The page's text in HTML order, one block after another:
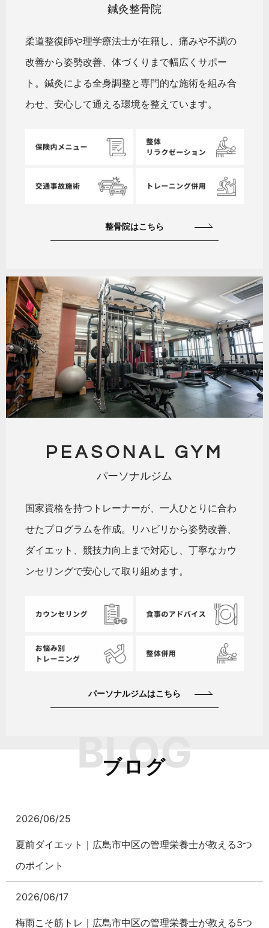
鍼灸整骨院
柔道整復師や理学療法士が在籍し、痛みや不調の
改善から姿勢改善、体づくりまで幅広くサポー
ト。鍼灸による全身調整と専門的な施術を組み合
わせ、安心して通える環境を整えています。
整骨院はこちら
PEASONAL GYM
パーソナルジム
国家資格を持つトレーナーが、一人ひとりに合わ
せたプログラムを作成。リハビリから姿勢改善、
ダイエット、競技力向上まで対応し、丁寧なカウ
ンセリングで安心して取り組めます。
パーソナルジムはこちら
ブログ
BLOG
2026/06/25
夏前ダイエット｜広島市中区の管理栄養士が教える3つ
のポイント
2026/06/17
梅雨こそ筋トレ｜広島市中区の管理栄養士が教える5つ